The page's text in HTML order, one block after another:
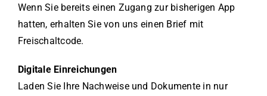
Wenn Sie bereits einen Zugang zur bisherigen App
hatten, erhalten Sie von uns einen Brief mit
Freischaltcode.
Digitale Einreichungen
Laden Sie Ihre Nachweise und Dokumente in nur